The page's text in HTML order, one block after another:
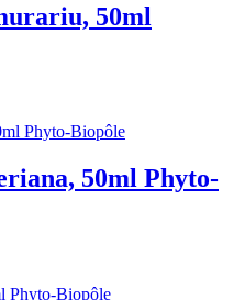
50ml
50ml Phyto-